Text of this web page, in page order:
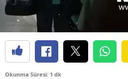
Okunma Süresi: 1 dk